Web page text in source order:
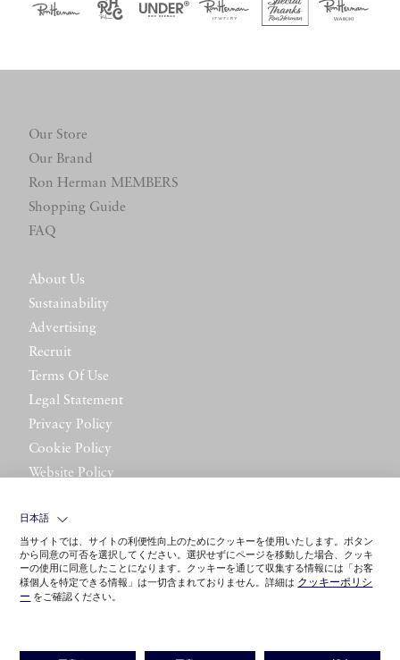
Our Store
Our Brand
Ron Herman MEMBERS
Shopping Guide
FAQ
About Us
Sustainability
Advertising
Recruit
Terms Of Use
Legal Statement
Privacy Policy
Cookie Policy
Website Policy
日本語
当サイトでは、サイトの利便性向上のためにクッキーを使用いたします。ボタン
から同意の可否を選択してください。選択せずにページを移動した場合、クッキ
ーの使用に同意したことになります。クッキーを通じて収集する情報には「お客
様個人を特定できる情報」は一切含まれておりません。詳細は クッキーポリシ
ー をご確認ください。